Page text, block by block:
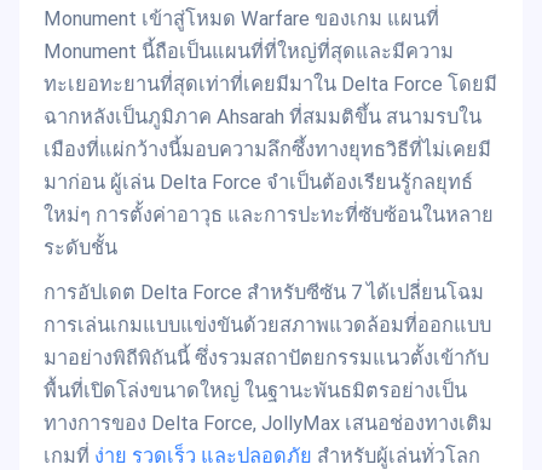
Monument เข้าสู่โหมด Warfare ของเกม แผนที่
Monument นี้ถือเป็นแผนที่ที่ใหญ่ที่สุดและมีความ
ทะเยอทะยานที่สุดเท่าที่เคยมีมาใน Delta Force โดยมี
ฉากหลังเป็นภูมิภาค Ahsarah ที่สมมติขึ้น สนามรบใน
เมืองที่แผ่กว้างนี้มอบความลึกซึ้งทางยุทธวิธีที่ไม่เคยมี
มาก่อน ผู้เล่น Delta Force จำเป็นต้องเรียนรู้กลยุทธ์
ใหม่ๆ การตั้งค่าอาวุธ และการปะทะที่ซับซ้อนในหลาย
ระดับชั้น
การอัปเดต Delta Force สำหรับซีซัน 7 ได้เปลี่ยนโฉม
การเล่นเกมแบบแข่งขันด้วยสภาพแวดล้อมที่ออกแบบ
มาอย่างพิถีพิถันนี้ ซึ่งรวมสถาปัตยกรรมแนวตั้งเข้ากับ
พื้นที่เปิดโล่งขนาดใหญ่ ในฐานะพันธมิตรอย่างเป็น
ทางการของ Delta Force, JollyMax เสนอช่องทางเติม
เกมที่ ง่าย รวดเร็ว และปลอดภัย สำหรับผู้เล่นทั่วโลก